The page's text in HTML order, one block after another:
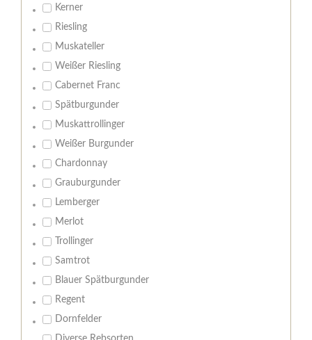
Kerner
Riesling
Muskateller
Weißer Riesling
Cabernet Franc
Spätburgunder
Muskattrollinger
Weißer Burgunder
Chardonnay
Grauburgunder
Lemberger
Merlot
Trollinger
Samtrot
Blauer Spätburgunder
Regent
Dornfelder